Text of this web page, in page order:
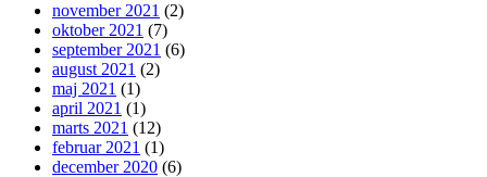
november 2021 (2)
oktober 2021 (7)
september 2021 (6)
august 2021 (2)
maj 2021 (1)
april 2021 (1)
marts 2021 (12)
februar 2021 (1)
december 2020 (6)